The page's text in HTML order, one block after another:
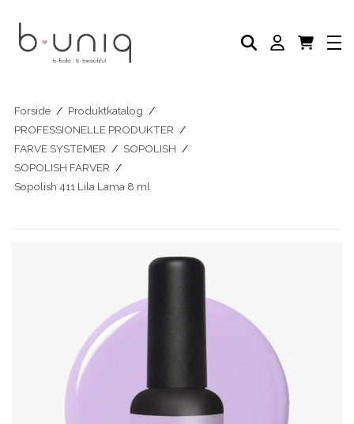
PLEJE PRODUKTER
AKADEMI
PROFESSIONELLE PRODUKTER
BLOG
Forside / Produktkatalog /
PROFESSIONELLE PRODUKTER /
FARVE SYSTEMER / SOPOLISH /
SOPOLISH FARVER /
Sopolish 411 Lila Lama 8 ml